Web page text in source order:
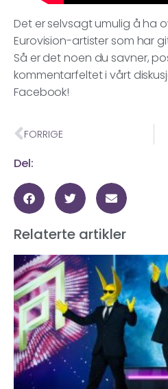
Det er selvsagt umulig å ha
Eurovision-artister som har
Så er det noen du savner,
kommentarfeltet i vårt
Facebook!
FORRIGE
Del:
Relaterte artikler